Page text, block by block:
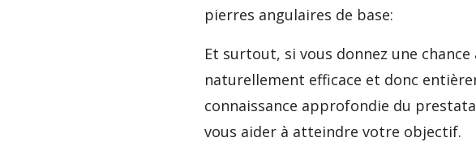
pierres angulaires de base:
Et surtout, si vous donnez une
naturellement efficace et donc
connaissance approfondie du
vous aider à atteindre votre objectif.